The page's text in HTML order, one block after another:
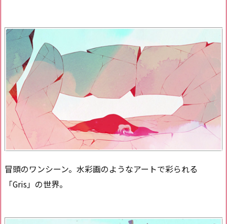
冒頭のワンシーン。水彩画のようなアートで彩られる
「Gris」の世界。